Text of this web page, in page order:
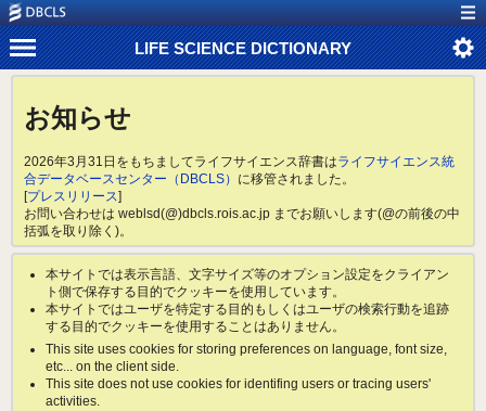
LIFE SCIENCE DICTIONARY
お知らせ
2026年3月31日をもちましてライフサイエンス辞書はライフサイエンス統
合データベースセンター（DBCLS） に移管されました。
[プレスリリース]
お問い合わせは weblsd(@)dbcls.rois.ac.jp までお願いします(@の前後の中
括弧を取り除く)。
本サイトでは表示言語、文字サイズ等のオプション設定をクライアン
ト側で保存する目的でクッキーを使用しています。
本サイトではユーザを特定する目的もしくはユーザの検索行動を追跡
する目的でクッキーを使用することはありません。
This site uses cookies for storing preferences on language, font size,
etc... on the client side.
This site does not use cookies for identifing users or tracing users'
activities.